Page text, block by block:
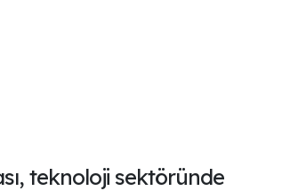
teknoloji sektöründe